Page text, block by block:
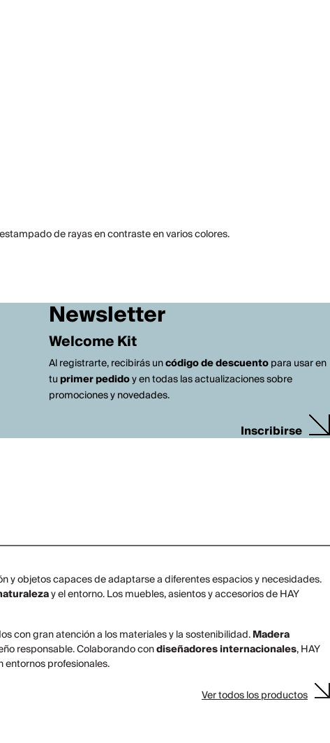
de rayas en contraste en varios colores.
Newsletter
Welcome Kit
Al registrarte, recibirás uncódigo de descuentopara usar en
tuprimer pedidoy en todas las actualizaciones sobre
promociones y novedades.
Inscribirse
y objetos capaces de adaptarse a diferentes espacios y necesidades.
y el entorno. Los muebles, asientos y accesorios de HAY
con gran atención a los materiales y la sostenibilidad.Madera
responsable. Colaborando condiseñadores internacionales, HAY
entornos profesionales.
Ver todos los productos